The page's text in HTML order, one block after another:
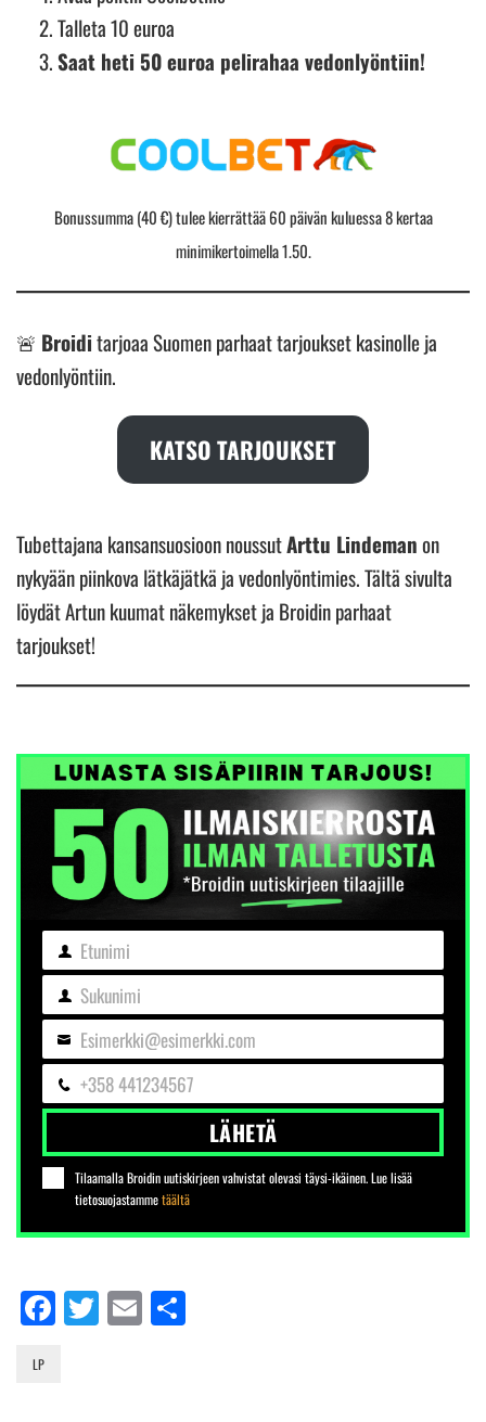
Talleta 10 euroa
Saat heti 50 euroa pelirahaa vedonlyöntiin!
Bonussumma (40 €) tulee kierrättää 60 päivän kuluessa 8 kertaa
minimikertoimella 1.50.
🚨 Broiditarjoaa Suomen parhaat tarjoukset kasinolle ja
vedonlyöntiin.
KATSO TARJOUKSET
Tubettajana kansansuosioon noussutArttu Lindemanon
nykyään piinkova lätkäjätkä ja vedonlyöntimies. Tältä sivulta
löydät Artun kuumat näkemykset ja Broidin parhaat
tarjoukset!
EtunimiEtunimi
SukunimiSukunimi
SähköpostiEsimerkki@esimerkki.com
Puhelin+358 441234567
LÄHETÄ
Tilaamalla Broidin uutiskirjeen vahvistat olevasi täysi-ikäinen. Lue lisää
tietosuojastammetäältä
Facebook
Twitter
Email
LP